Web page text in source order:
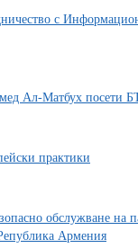
с
Ал-Матбух посети
практики
обслужване на
Армения